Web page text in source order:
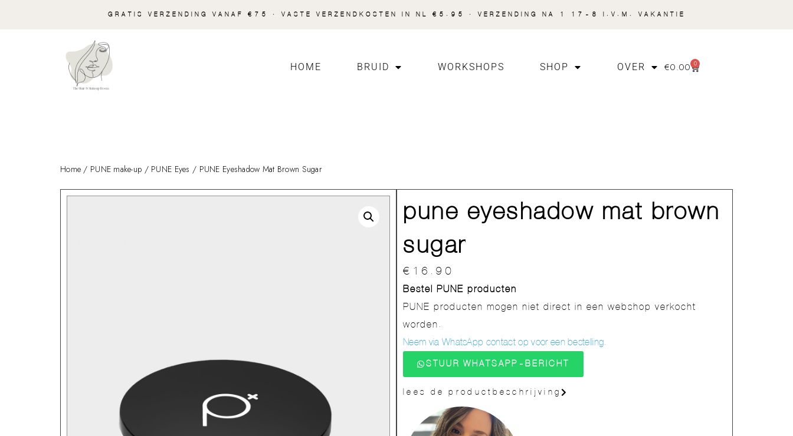
GRATIS VERZENDING VANAF €75 · VASTE VERZENDKOSTEN IN NL €5.95 · VERZENDING NA 1 17-8 I.V.M. VAKANTIE
HOME BRUID WORKSHOPS SHOP OVER €0.00 0
Home / PUNE make-up / PUNE Eyes / PUNE Eyeshadow Mat Brown Sugar
pune eyeshadow mat brown
sugar
€ 16.90
Bestel PUNE producten
PUNE producten mogen niet direct in een webshop verkocht
worden.
Neem via WhatsApp contact op voor een bestelling.
STUUR WHATSAPP-BERICHT
lees de productbeschrijving